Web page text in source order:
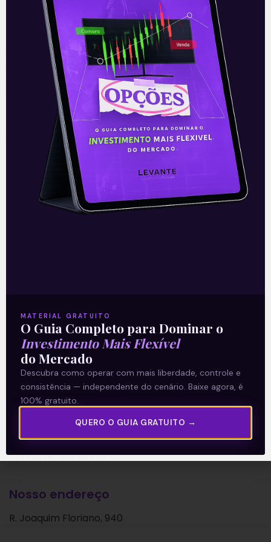
e Drogasil, prevê abrir pelo menos um
novo centro de distribuição por ano para
sustentar seu ritmo
Leia mais
03/06/2026
A Levante
Explore
Artigos
E Eu Com Isso?
Vídeos no Youtube
Manuais de Investimento
Fale com nosso time:
Canais de atendimento
Nosso endereço
R. Joaquim Floriano, 940
MATERIAL GRATUITO
O Guia Completo para Dominar o
Investimento Mais Flexível
do Mercado
Descubra como operar com mais liberdade, controle e
consistência — independente do cenário. Baixe agora, é
100% gratuito.
QUERO O GUIA GRATUITO →